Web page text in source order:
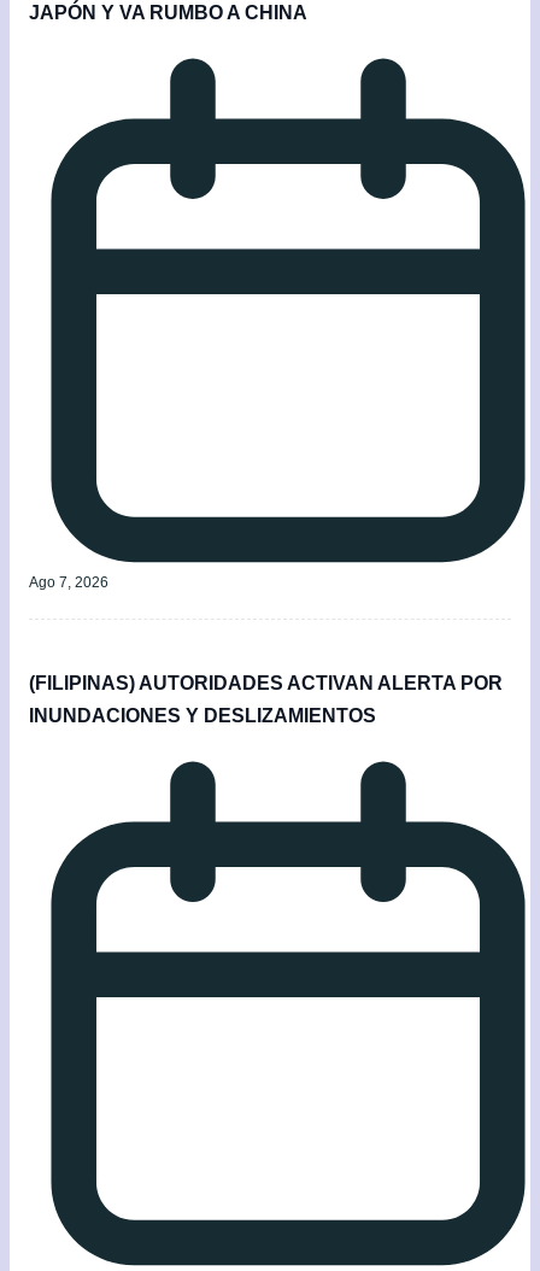
JAPÓN Y VA RUMBO A CHINA
Ago 7, 2026
(FILIPINAS) AUTORIDADES ACTIVAN ALERTA POR
INUNDACIONES Y DESLIZAMIENTOS